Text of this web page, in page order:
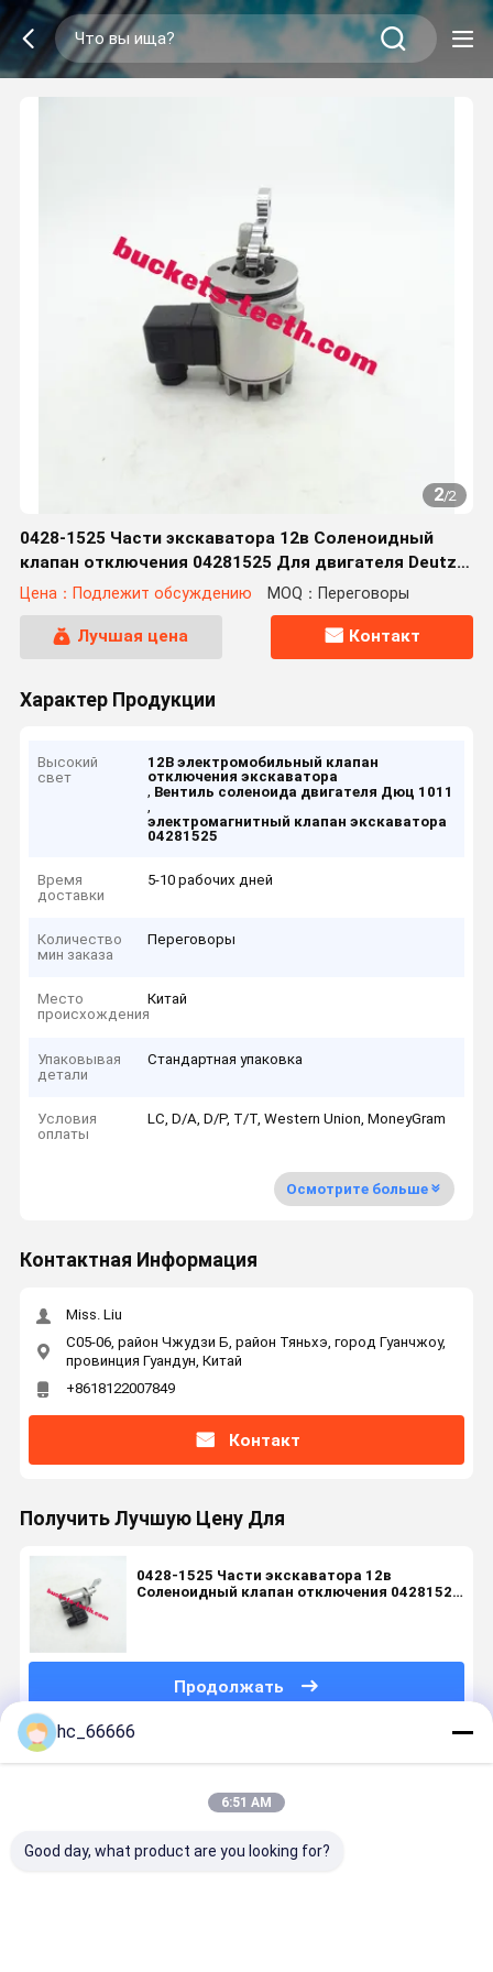
2/2
0428-1525 Части экскаватора 12в Соленоидный
клапан отключения 04281525 Для двигателя Deutz
1011 2011
Цена：Подлежит обсуждению MOQ：Переговоры
Лучшая цена Контакт
Характер Продукции
Высокий
свет
12В электромобильный клапан
отключения экскаватора
, Вентиль соленоида двигателя Дюц 1011
,
электромагнитный клапан экскаватора
04281525
Время
доставки
5-10 рабочих дней
Количество
мин заказа
Переговоры
Место
происхождения
Китай
Упаковывая
детали
Стандартная упаковка
Условия
оплаты
LC, D/A, D/P, T/T, Western Union, MoneyGram
Осмотрите больше
Контактная Информация
Miss. Liu
C05-06, район Чжудзи Б, район Тяньхэ, город Гуанчжоу,
провинция Гуандун, Китай
+8618122007849
Контакт
Получить Лучшую Цену Для
0428-1525 Части экскаватора 12в
Соленоидный клапан отключения 04281525
Продолжать
Порекомендованные Продукты
hc_66666
6:51 AM
Good day, what product are you looking for?